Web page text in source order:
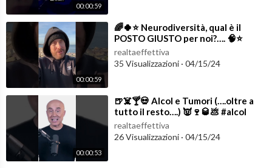
00:00:59
00:00:59
⁣🌈🍀⭐️ Neurodiversità, qual è il
POSTO GIUSTO per noi?…. 🧠⭐️
realtaeffettiva
35 Visualizzazioni · 04/15/24
00:00:53
⁣🍺☠️🍸💀 Alcol e Tumori (….oltre a
tutto il resto….) 👿🍷🥃💩 #alcol
#tumori
realtaeffettiva
26 Visualizzazioni · 04/15/24